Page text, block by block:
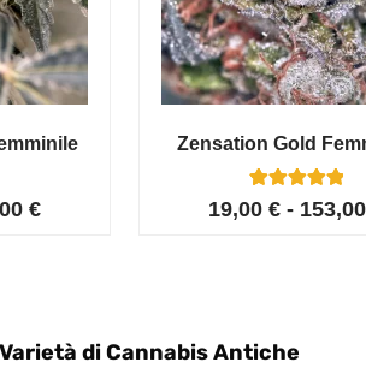
€
Zensation Gold
Valutato
5.00
6
19,00€ -
di Cannabis Antiche